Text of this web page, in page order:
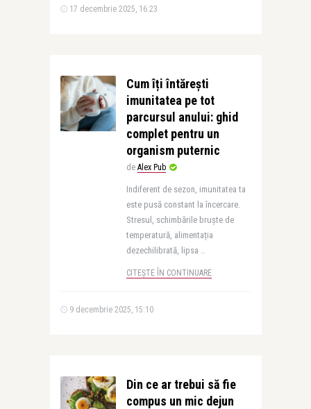
17 decembrie 2025, 16:23
Cum îți întărești
imunitatea pe tot
parcursul anului: ghid
complet pentru un
organism puternic
de Alex Pub
Indiferent de sezon, imunitatea ta
este pusă constant la încercare.
Stresul, schimbările bruște de
temperatură, alimentația
dezechilibrată, lipsa ..
CITEȘTE ÎN CONTINUARE
9 decembrie 2025, 15:10
Din ce ar trebui să fie
compus un mic dejun